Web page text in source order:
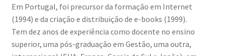
Em Portugal, foi precursor da formação em Internet
(1994) e da criação e distribuição de e-books (1999).
Tem dez anos de experiência como docente no ensino
superior, uma pós-graduação em Gestão, uma outra,